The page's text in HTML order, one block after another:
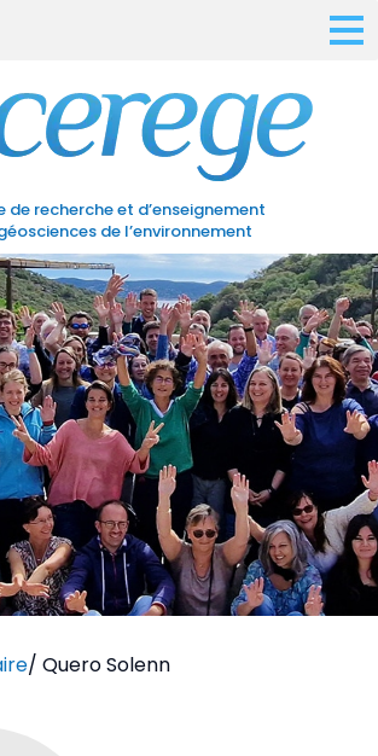
de recherche et d’enseignement
de l’environnement
/ Quero Solenn